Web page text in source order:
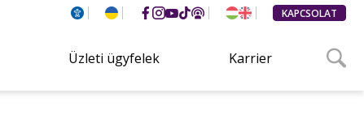
KAPCSOLAT
Üzleti ügyfelek Karrier